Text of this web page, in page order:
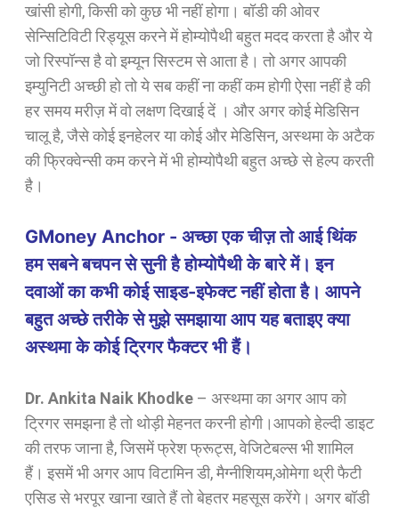
खांसी होगी, किसी को कुछ भी नहीं होगा। बॉडी की ओवर
सेन्सिटिविटी रिड्यूस करने में होम्योपैथी बहुत मदद करता है और ये
जो रिस्पॉन्स है वो इम्यून सिस्टम से आता है। तो अगर आपकी
इम्युनिटी अच्छी हो तो ये सब कहीं ना कहीं कम होगी ऐसा नहीं है की
हर समय मरीज़ में वो लक्षण दिखाई दें । और अगर कोई मेडिसिन
चालू है, जैसे कोई इनहेलर या कोई और मेडिसिन, अस्थमा के अटैक
की फ्रिक्वेन्सी कम करने में भी होम्योपैथी बहुत अच्छे से हेल्प करती
है।
GMoney Anchor - अच्छा एक चीज़ तो आई थिंक
हम सबने बचपन से सुनी है होम्योपैथी के बारे में। इन
दवाओं का कभी कोई साइड-इफेक्ट नहीं होता है। आपने
बहुत अच्छे तरीके से मुझे समझाया आप यह बताइए क्या
अस्थमा के कोई ट्रिगर फैक्टर भी हैं।
Dr. Ankita Naik Khodke – अस्थमा का अगर आप को
ट्रिगर समझना है तो थोड़ी मेहनत करनी होगी।आपको हेल्दी डाइट
की तरफ जाना है, जिसमें फ्रेश फ्रूट्स, वेजिटेबल्स भी शामिल
हैं। इसमें भी अगर आप विटामिन डी, मैग्नीशियम,ओमेगा थ्री फैटी
एसिड से भरपूर खाना खाते हैं तो बेहतर महसूस करेंगे। अगर बॉडी